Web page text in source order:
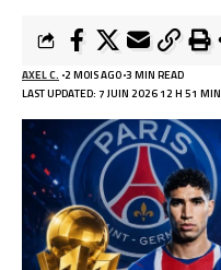
LAST UPDATED: 7 JUIN 2026 12 H 51 MIN
AXEL C. 2 MOIS AGO 3 MIN READ